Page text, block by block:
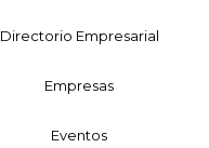
Directorio Empresarial
Empresas
Eventos